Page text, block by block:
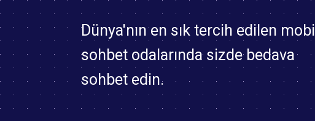
Dünya'nın en sık tercih edilen mobil
sohbet odalarında sizde bedava
sohbet edin.